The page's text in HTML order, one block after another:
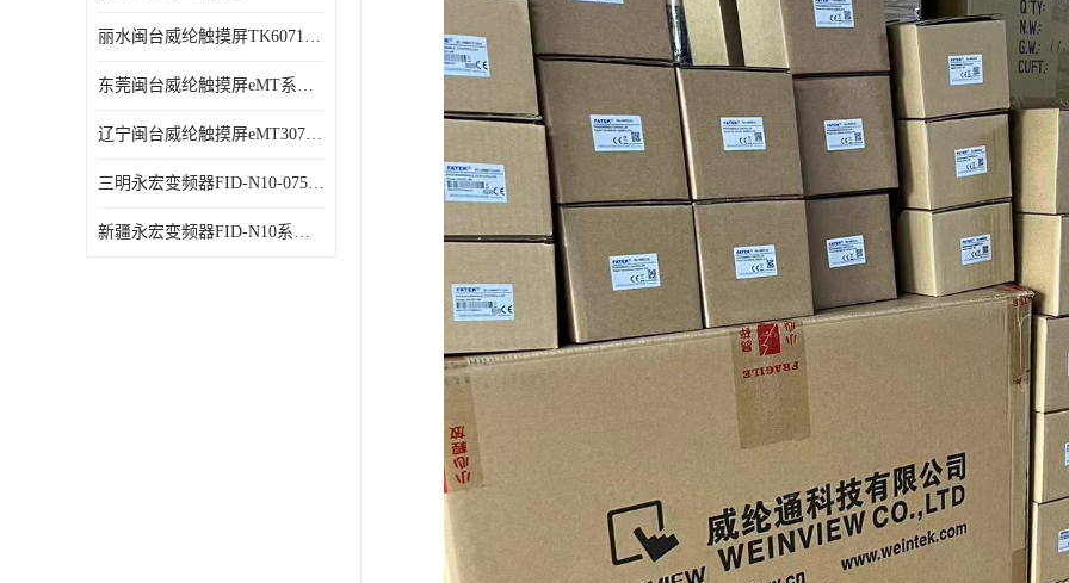
丽水闽台威纶触摸屏TK6071IQ触摸屏
东莞闽台威纶触摸屏eMT系列 现货销售
辽宁闽台威纶触摸屏eMT3070B触摸屏
三明永宏变频器FID-N10-075043 厂家销售
新疆永宏变频器FID-N10系列变频器 厂家销售